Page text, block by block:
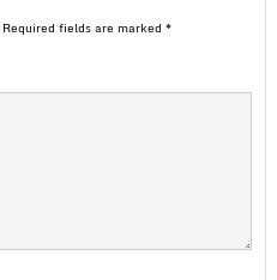
Required fields are marked *